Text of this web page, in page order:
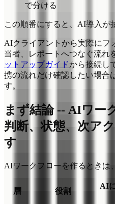
で分ける
この順番にすると、AI導入が
AIクライアントから実際にフ
当者、レポートへつなぐ流れ
ットアップガイドから接続し
携の流れだけ確認したい場合
す。
まず結論 -- AIワー
判断、状態、次ア
す
AIワークフローを作るときは
層 役割
AI